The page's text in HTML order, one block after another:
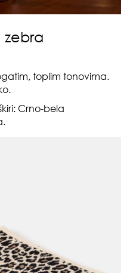
zebra
toplim tonovima.
Crno-bela